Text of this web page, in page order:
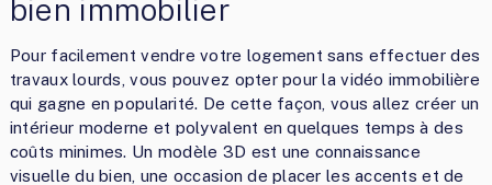
bien immobilier
Pour facilement vendre votre logement sans effectuer des
travaux lourds, vous pouvez opter pour la vidéo immobilière
qui gagne en popularité. De cette façon, vous allez créer un
intérieur moderne et polyvalent en quelques temps à des
coûts minimes. Un modèle 3D est une connaissance
visuelle du bien, une occasion de placer les accents et de